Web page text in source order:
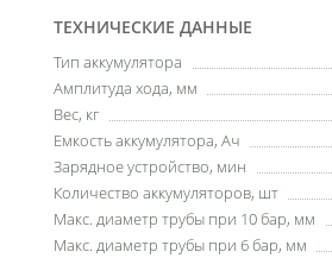
ТЕХНИЧЕСКИЕ ДАННЫЕ
Тип аккумулятора
Амплитуда хода, мм
Вес, кг
Емкость аккумулятора, Ач
Зарядное устройство, мин
Количество аккумуляторов, шт
Макс. диаметр трубы при 10 бар, мм
Макс. диаметр трубы при 6 бар, мм